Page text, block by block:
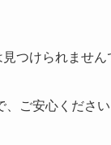
つけられません
ご安心ください